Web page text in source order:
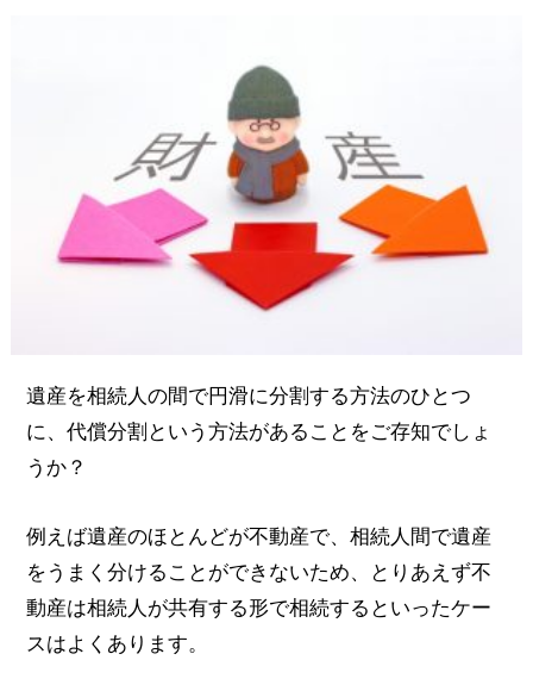
遺産を相続人の間で円滑に分割する方法のひとつ
に、代償分割という方法があることをご存知でしょ
うか？
例えば遺産のほとんどが不動産で、相続人間で遺産
をうまく分けることができないため、とりあえず不
動産は相続人が共有する形で相続するといったケー
スはよくあります。